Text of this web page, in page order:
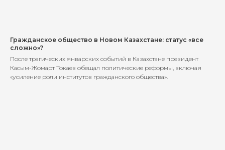
Гражданское общество в Новом Казахстане: статус «все
сложно»?
После трагических январских событий в Казахстане президент
Касым-Жомарт Токаев обещал политические реформы, включая
«усиление роли институтов гражданского общества».